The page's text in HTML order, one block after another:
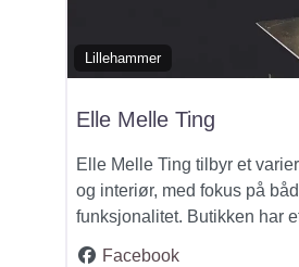
Lillehammer
Elle Melle Ting
Elle Melle Ting tilbyr et
og interiør, med fokus på
funksjonalitet. Butikken har
Facebook